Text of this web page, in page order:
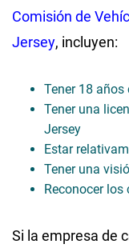
Comisión de
Jersey, incluyen:
Tener 18 años
Tener una
Jersey
Estar
Tener una
Reconocer
Si la empresa de